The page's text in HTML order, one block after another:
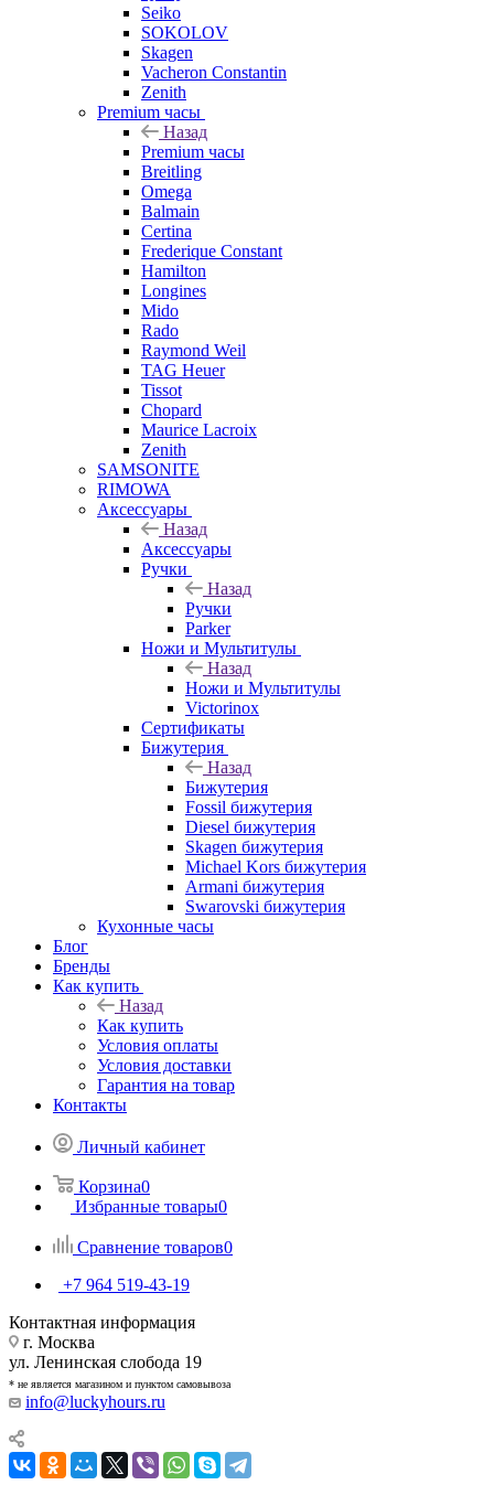
Seiko
SOKOLOV
Skagen
Vacheron Constantin
Zenith
Premium часы
Назад
Premium часы
Breitling
Omega
Balmain
Certina
Frederique Constant
Hamilton
Longines
Mido
Rado
Raymond Weil
TAG Heuer
Tissot
Chopard
Maurice Lacroix
Zenith
SAMSONITE
RIMOWA
Аксессуары
Назад
Аксессуары
Ручки
Назад
Ручки
Parker
Ножи и Мультитулы
Назад
Ножи и Мультитулы
Victorinox
Сертификаты
Бижутерия
Назад
Бижутерия
Fossil бижутерия
Diesel бижутерия
Skagen бижутерия
Michael Kors бижутерия
Armani бижутерия
Swarovski бижутерия
Кухонные часы
Блог
Бренды
Как купить
Назад
Как купить
Условия оплаты
Условия доставки
Гарантия на товар
Контакты
Личный кабинет
Корзина0
Избранные товары0
Сравнение товаров0
+7 964 519-43-19
Контактная информация
г. Москва
ул. Ленинская слобода 19
* не является магазином и пунктом самовывоза
info@luckyhours.ru